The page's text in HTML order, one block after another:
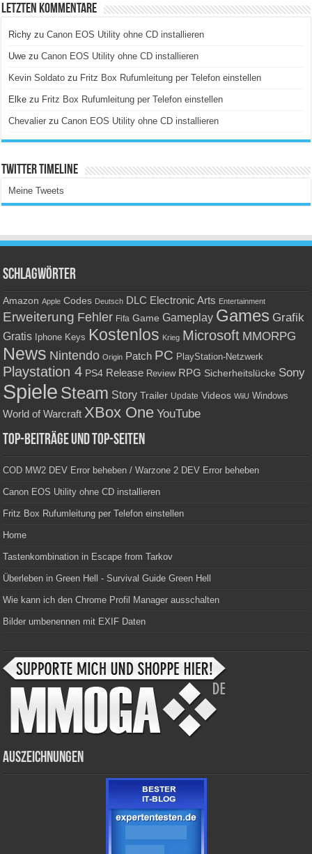
Letzten Kommentare
Richy zuCanon EOS Utility ohne CD installieren
Uwe zuCanon EOS Utility ohne CD installieren
Kevin Soldato zu Fritz Box Rufumleitung per Telefon einstellen
Elke zu Fritz Box Rufumleitung per Telefon einstellen
Chevalier zuCanon EOS Utility ohne CD installieren
Twitter Timeline
Meine Tweets
Schlagwörter
Amazon Apple Codes Deutsch DLC Electronic Arts Entertainment
Erweiterung Fehler Fifa Game Gameplay Games Grafik
Gratis Iphone Keys Kostenlos Krieg Microsoft MMORPG
News Nintendo Origin Patch PC PlayStation-Netzwerk
Playstation 4 PS4 Release Review RPG Sicherheitslücke Sony
Spiele Steam Story Trailer Update Videos WiiU Windows
World of Warcraft XBox One YouTube
Top-Beiträge und Top-Seiten
COD MW2 DEV Error beheben / Warzone 2 DEV Error beheben
Canon EOS Utility ohne CD installieren
Fritz Box Rufumleitung per Telefon einstellen
Home
Tastenkombination in Escape from Tarkov
Überleben in Green Hell - Survival Guide Green Hell
Wie kann ich den Chrome Profil Manager ausschalten
Bilder umbenennen mit EXIF Daten
Auszeichnungen